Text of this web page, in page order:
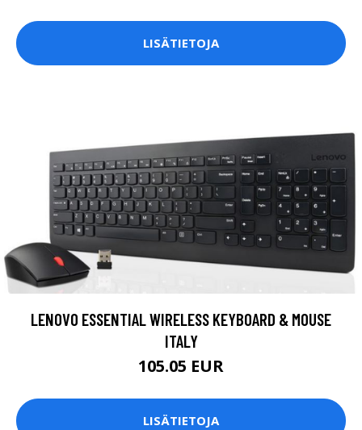
LISÄTIETOJA
LENOVO ESSENTIAL WIRELESS KEYBOARD & MOUSE
ITALY
105.05 EUR
LISÄTIETOJA